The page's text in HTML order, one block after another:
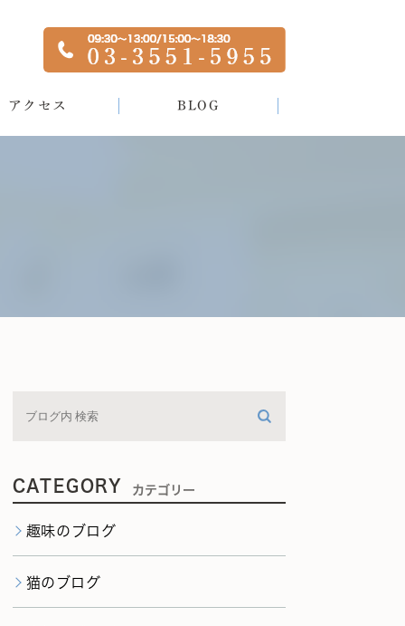
アクセス BLOG
CATEGORY カテゴリー
趣味のブログ
猫のブログ